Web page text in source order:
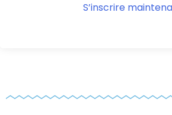
S’inscrire